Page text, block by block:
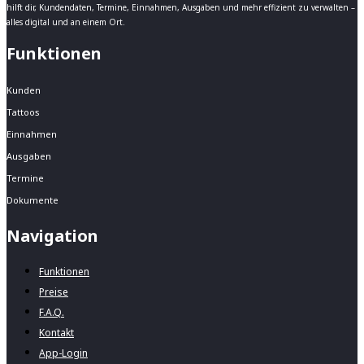
hilft dir, Kundendaten, Termine, Einnahmen, Ausgaben und mehr effizient zu verwalten –
alles digital und an einem Ort.
Funktionen
Kunden
Tattoos
Einnahmen
Ausgaben
Termine
Dokumente
Navigation
Funktionen
Preise
F.A.Q.
Kontakt
App-Login